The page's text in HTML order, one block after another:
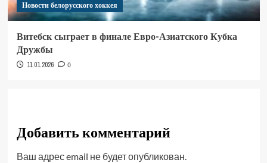
Новости белорусского хоккея
Витебск сыграет в финале Евро-Азиатского Кубка
Дружбы
11.01.2026 0
Добавить комментарий
Ваш адрес email не будет опубликован.